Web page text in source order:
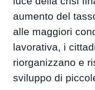
aumento del
alle maggiori
lavorativa, i
riorganizzano e
sviluppo di